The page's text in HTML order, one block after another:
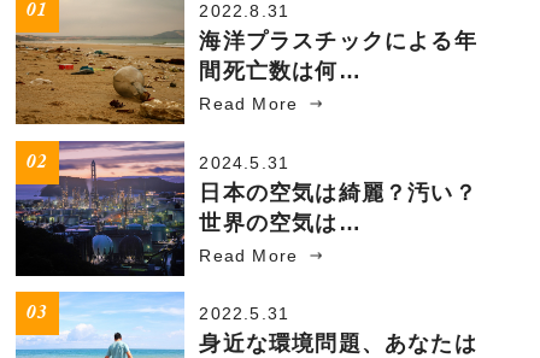
2022.8.31
海洋プラスチックによる年
間死亡数は何…
Read More
2024.5.31
日本の空気は綺麗？汚い？
世界の空気は…
Read More
2022.5.31
身近な環境問題、あなたは